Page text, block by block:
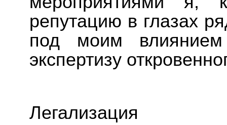
репутацию в глазах
под моим
экспертизу
Легализация